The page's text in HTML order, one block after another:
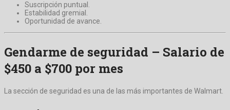
Suscripción puntual.
Estabilidad gremial.
Oportunidad de avance.
Gendarme de seguridad – Salario de
$450 a $700 por mes
La sección de seguridad es una de las más importantes de Walmart.